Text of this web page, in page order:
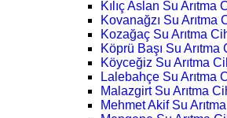
Kılıç Aslan Su Arıtma
Kovanağzı Su Arıtma
Kozağaç Su Arıtma
Köprü Başı Su Arıtma
Köyceğiz Su Arıtma
Lalebahçe Su Arıtma
Malazgirt Su Arıtma
Mehmet Akif Su